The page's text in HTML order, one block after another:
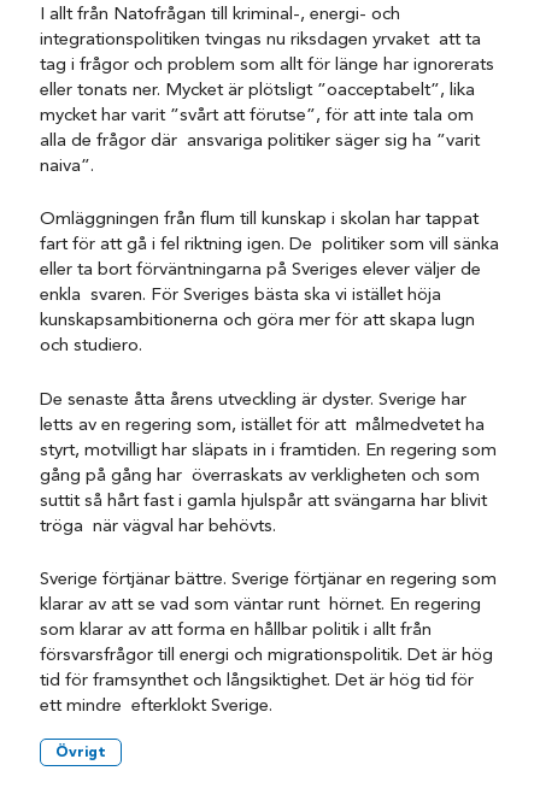
I allt från Natofrågan till kriminal-, energi- och
integrationspolitiken tvingas nu riksdagen yrvaket att ta
tag i frågor och problem som allt för länge har ignorerats
eller tonats ner. Mycket är plötsligt ”oacceptabelt”, lika
mycket har varit ”svårt att förutse”, för att inte tala om
alla de frågor där ansvariga politiker säger sig ha ”varit
naiva”.
Omläggningen från flum till kunskap i skolan har tappat
fart för att gå i fel riktning igen. De politiker som vill sänka
eller ta bort förväntningarna på Sveriges elever väljer de
enkla svaren. För Sveriges bästa ska vi istället höja
kunskapsambitionerna och göra mer för att skapa lugn
och studiero.
De senaste åtta årens utveckling är dyster. Sverige har
letts av en regering som, istället för att målmedvetet ha
styrt, motvilligt har släpats in i framtiden. En regering som
gång på gång har överraskats av verkligheten och som
suttit så hårt fast i gamla hjulspår att svängarna har blivit
tröga när vägval har behövts.
Sverige förtjänar bättre. Sverige förtjänar en regering som
klarar av att se vad som väntar runt hörnet. En regering
som klarar av att forma en hållbar politik i allt från
försvarsfrågor till energi och migrationspolitik. Det är hög
tid för framsynthet och långsiktighet. Det är hög tid för
ett mindre efterklokt Sverige.
Övrigt